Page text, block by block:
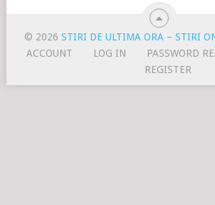
© 2026STIRI DE ULTIMA ORA – STIRI
ACCOUNT
LOG IN PASSWORD
REGISTER